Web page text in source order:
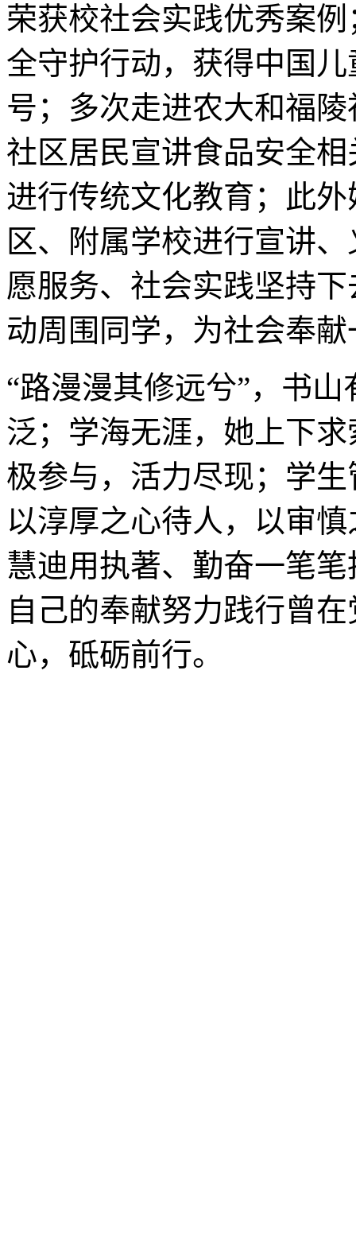
荣获校社会实践优秀案
全守护行动，获得中国
号；多次走进农大和福
社区居民宣讲食品安全
进行传统文化教育；此
区、附属学校进行宣讲
愿服务、社会实践坚持
动周围同学，为社会奉
“路漫漫其修远兮”，书
泛；学海无涯，她上下
极参与，活力尽现；学
以淳厚之心待人，以审
慧迪用执著、勤奋一笔
自己的奉献努力践行曾
心，砥砺前行。